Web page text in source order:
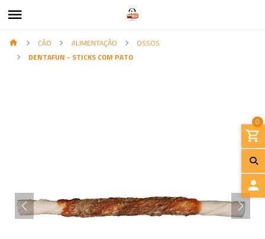
0
I
CÃO ALIMENTAÇÃO
OSSOS
DENTAFUN - STICKS COM PATO